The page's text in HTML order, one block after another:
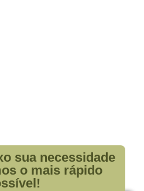
sua necessidade
o mais rápido